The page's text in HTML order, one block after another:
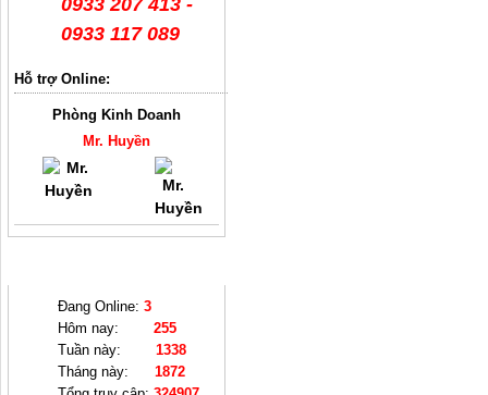
0933 207 413 -
0933 117 089
Hỗ trợ Online:
Phòng Kinh Doanh
Mr. Huyền
Đang Online: 3
Hôm nay: 255
Tuần này: 1338
Tháng này: 1872